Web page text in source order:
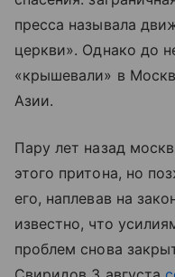
пресса называла
церкви». Однако до
«крышевали» в
Азии.
Пару лет назад
этого притона, но
его, наплевав на
известно, что
проблем снова